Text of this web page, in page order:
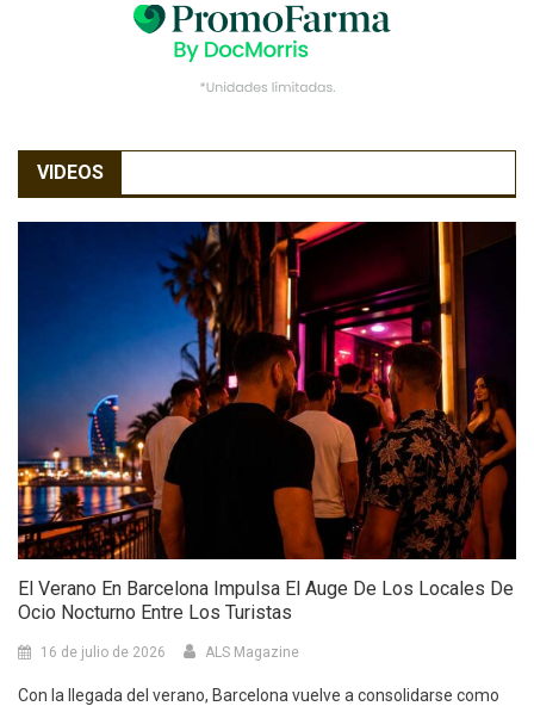
VIDEOS
El Verano En Barcelona Impulsa El Auge De Los Locales De
Ocio Nocturno Entre Los Turistas
16 de julio de 2026 ALS Magazine
Con la llegada del verano, Barcelona vuelve a consolidarse como